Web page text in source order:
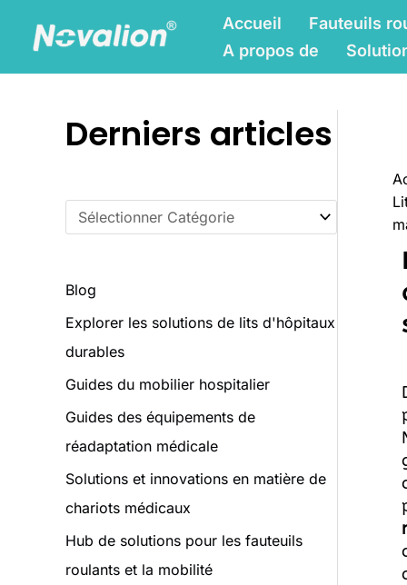
content
Accueil Fauteuils
A propos de
Derniers articles
a
t
g
Blog
Explorer les solutions de lits d'hôpitaux
durables
Guides du mobilier hospitalier
Guides des équipements de
réadaptation médicale
Solutions et innovations en matière de
chariots médicaux
Hub de solutions pour les fauteuils
roulants et la mobilité